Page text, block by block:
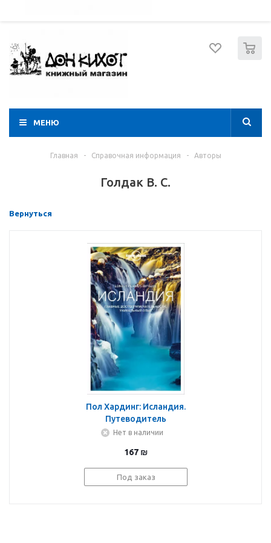
МЕНЮ
Главная - Справочная информация - Авторы
Голдак В. С.
Вернуться
Пол Хардинг: Исландия.
Путеводитель
Нет в наличии
167 ₪
Под заказ